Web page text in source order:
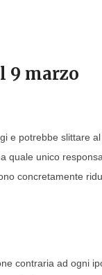
9 marzo
e potrebbe slittare
quale unico
concretamente
contraria ad ogni